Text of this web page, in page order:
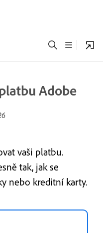
Adobe
vaši platbu.
tak, jak se
nebo kreditní karty.